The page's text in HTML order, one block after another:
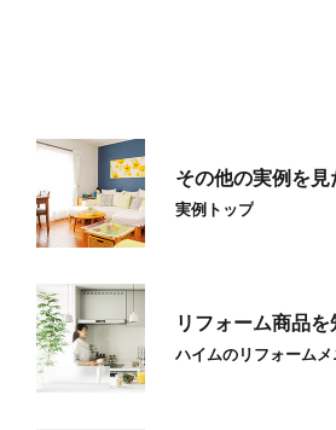
その他の実例を見
実例トップ
リフォーム商品を
ハイムのリフォームメ